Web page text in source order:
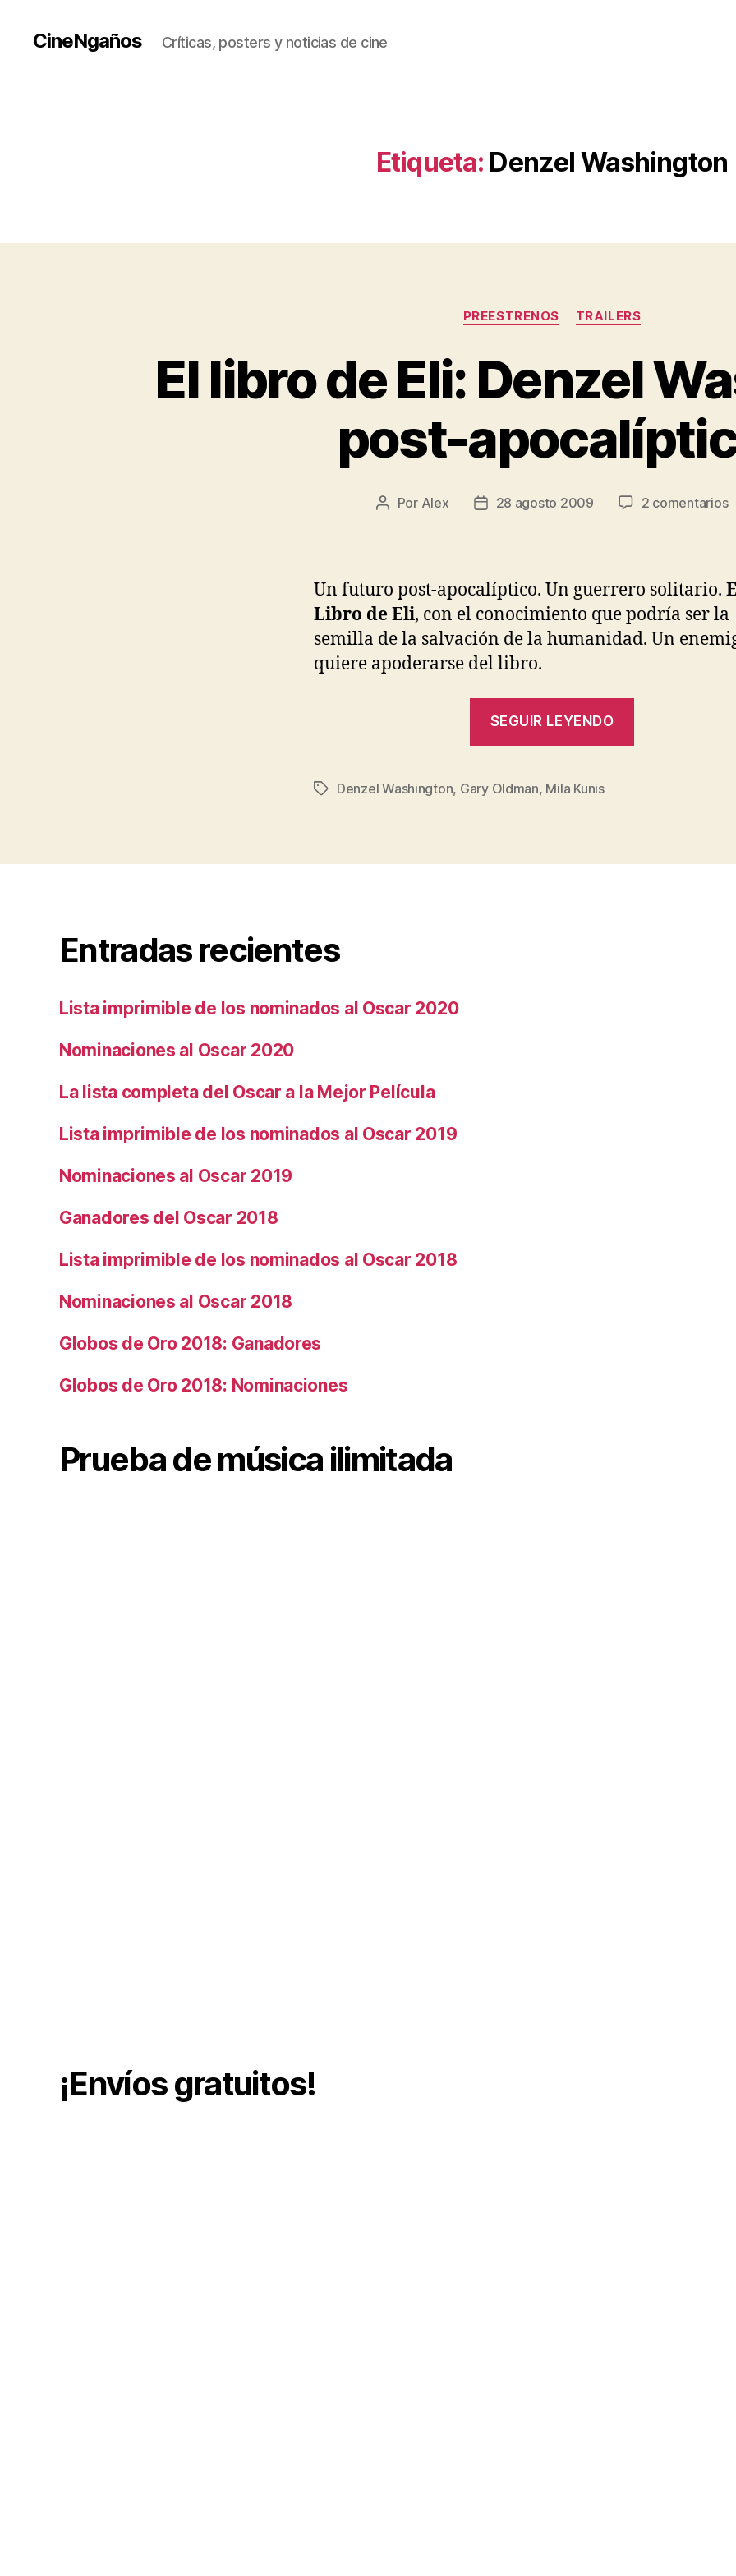
CineNgaños Críticas, posters y noticias de cine
Etiqueta: Denzel Washington
Categorías
PREESTRENOS TRAILERS
El libro de Eli: Denzel
post-
Autor
Por Alex
Fecha28 agosto 2009 2 comentarios
Un futuro post-apocalíptico. Un guerrero solitario.
Libro de Eli, con el conocimiento que podría ser la
semilla de la salvación de la humanidad. Un
quiere apoderarse del libro.
SEGUIR LEYENDO
post-
Etiquetas
Denzel Washington, Gary Oldman, Mila Kunis
Entradas recientes
Lista imprimible de los nominados al Oscar 2020
Nominaciones al Oscar 2020
La lista completa del Oscar a la Mejor Película
Lista imprimible de los nominados al Oscar 2019
Nominaciones al Oscar 2019
Ganadores del Oscar 2018
Lista imprimible de los nominados al Oscar 2018
Nominaciones al Oscar 2018
Globos de Oro 2018: Ganadores
Globos de Oro 2018: Nominaciones
Prueba de música ilimitada
¡Envíos gratuitos!